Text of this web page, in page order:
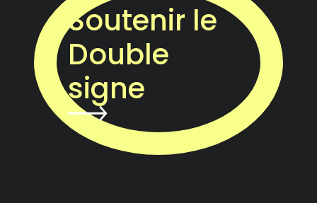
Soutenir le
Double
signe